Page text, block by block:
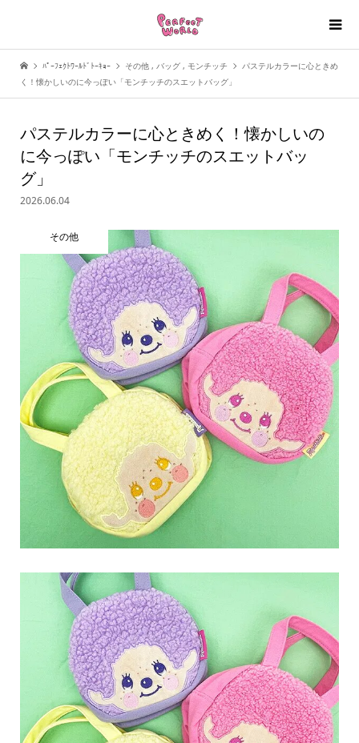
ﾊﾟｰﾌｪｸﾄﾜｰﾙﾄﾞﾄｰｷｮｰ その他 , バッグ , モンチッチ
パステルカラーに心ときめ
く！懐かしいのに今っぽい「モンチッチのスエットバッグ」
パステルカラーに心ときめく！懐かしいの
に今っぽい「モンチッチのスエットバッ
グ」
2026.06.04
その他